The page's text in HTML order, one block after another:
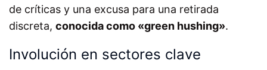
de críticas y una excusa para una retirada
discreta, conocida como «green hushing».
Involución en sectores clave